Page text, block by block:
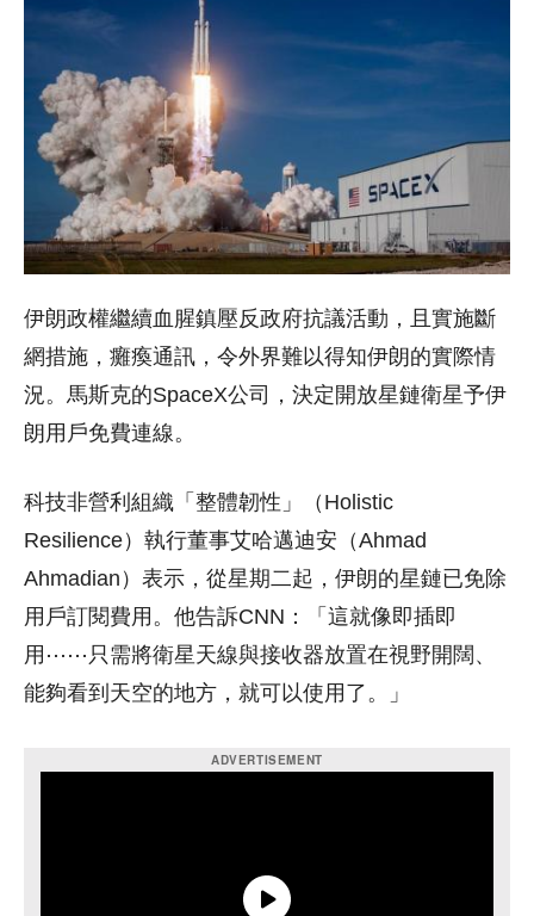
伊朗政權繼續血腥鎮壓反政府抗議活動，且實施斷
網措施，癱瘓通訊，令外界難以得知伊朗的實際情
況。馬斯克的SpaceX公司，決定開放星鏈衛星予伊
朗用戶免費連線。
科技非營利組織「整體韌性」（Holistic
Resilience）執行董事艾哈邁迪安（Ahmad
Ahmadian）表示，從星期二起，伊朗的星鏈已免除
用戶訂閱費用。他告訴CNN：「這就像即插即
用⋯⋯只需將衛星天線與接收器放置在視野開闊、
能夠看到天空的地方，就可以使用了。」